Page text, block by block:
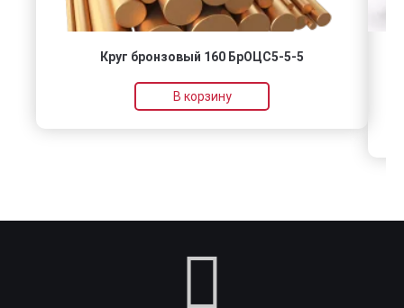
Круг бронзовый 160 БрОЦС5-5-5
В корзину